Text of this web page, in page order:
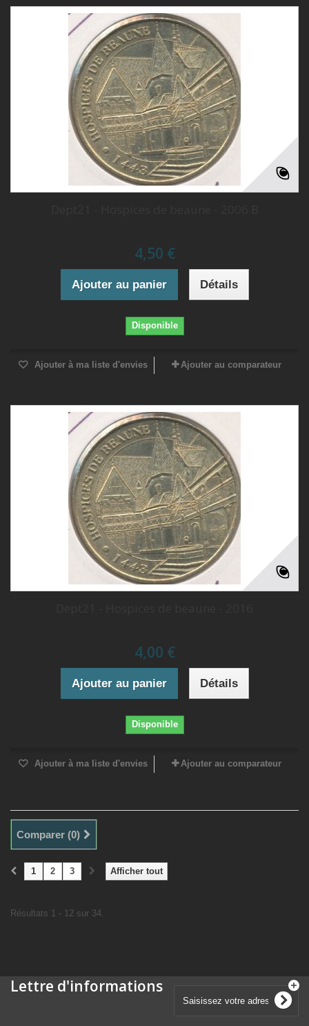
4,50 €
Ajouter au panier Détails
Disponible
Ajouter à ma liste d'envies Ajouter au comparateur
4,00 €
Ajouter au panier Détails
Disponible
Ajouter à ma liste d'envies Ajouter au comparateur
Comparer (0)
Afficher tout
1 2 3
Résultats 1 - 12 sur 34.
Lettre d'informations